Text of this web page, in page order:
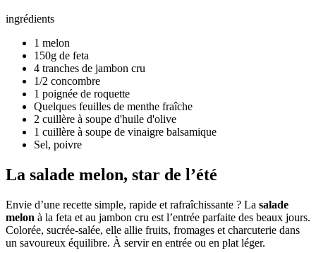
ingrédients
1 melon
150g de feta
4 tranches de jambon cru
1/2 concombre
1 poignée de roquette
Quelques feuilles de menthe fraîche
2 cuillère à soupe d'huile d'olive
1 cuillère à soupe de vinaigre balsamique
Sel, poivre
La salade melon, star de l’été
Envie d’une recette simple, rapide et rafraîchissante ? La salade
melon à la feta et au jambon cru est l’entrée parfaite des beaux jours.
Colorée, sucrée-salée, elle allie fruits, fromages et charcuterie dans
un savoureux équilibre. À servir en entrée ou en plat léger.